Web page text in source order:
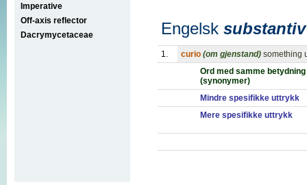
Imperative
Off-axis reflector
Dacrymycetaceae
Engelsk substantiv
1. curio (om gjenstand) something
Ord med samme betydning
(synonymer)
Mindre spesifikke uttrykk
Mere spesifikke uttrykk